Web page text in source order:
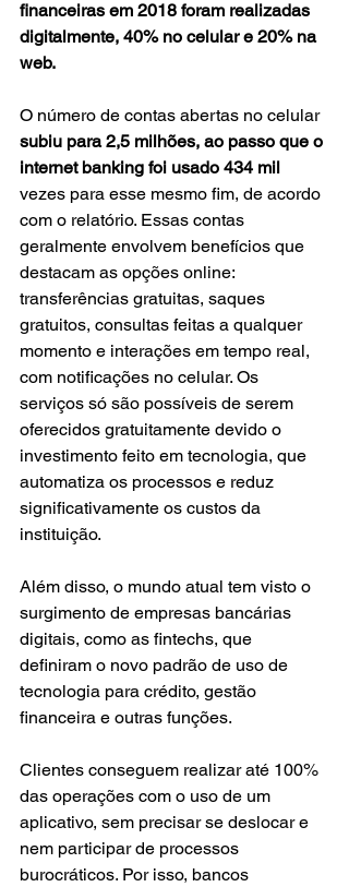
financeiras em 2018 foram realizadas
digitalmente, 40% no celular e 20% na
web.
O número de contas abertas no celular
subiu para 2,5 milhões, ao passo que o
internet banking foi usado 434 mil
vezes para esse mesmo fim, de acordo
com o relatório. Essas contas
geralmente envolvem benefícios que
destacam as opções online:
transferências gratuitas, saques
gratuitos, consultas feitas a qualquer
momento e interações em tempo real,
com notificações no celular. Os
serviços só são possíveis de serem
oferecidos gratuitamente devido o
investimento feito em tecnologia, que
automatiza os processos e reduz
significativamente os custos da
instituição.
Além disso, o mundo atual tem visto o
surgimento de empresas bancárias
digitais, como as fintechs, que
definiram o novo padrão de uso de
tecnologia para crédito, gestão
financeira e outras funções.
Clientes conseguem realizar até 100%
das operações com o uso de um
aplicativo, sem precisar se deslocar e
nem participar de processos
burocráticos. Por isso, bancos